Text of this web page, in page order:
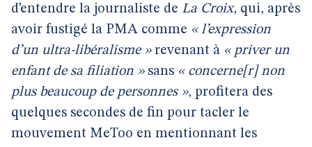
d’entendre la journaliste de La Croix, qui, après
avoir fustigé la PMA comme « l’expression
d’un ultra-libéralisme »revenant à « priver un
enfant de sa filiation »sans « concerne[r] non
plus beaucoup de personnes », profitera des
quelques secondes de fin pour tacler le
mouvement MeToo en mentionnant les